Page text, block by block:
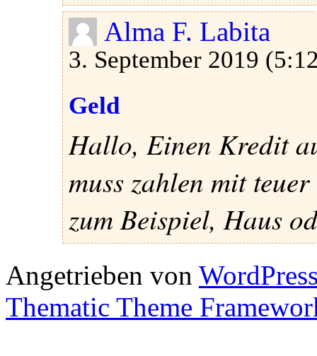
Alma F. Labita
3. September 2019
Geld
Hallo, Einen Kredit
muss zahlen mit
zum Beispiel, Haus
Angetrieben von
Thematic Theme